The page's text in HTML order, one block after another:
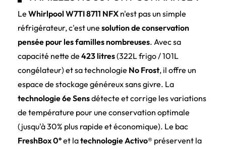
Le Whirlpool W7TI 8711 NFX n'est pas un simple
réfrigérateur, c'est une solution de conservation
pensée pour les familles nombreuses. Avec sa
capacité nette de 423 litres(322L frigo / 101L
congélateur) et sa technologie No Frost, il offre un
espace de stockage généreux sans givre. La
technologie 6e Sensdétecte et corrige les variations
de température pour une conservation optimale
(jusqu'à 30% plus rapide et économique). Le bac
FreshBox 0°et latechnologie Activo® préservent la